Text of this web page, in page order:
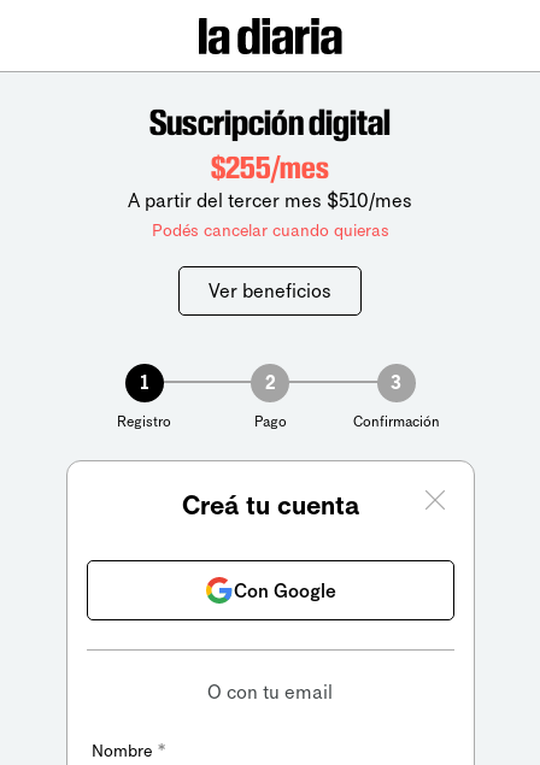
Suscripción digital
$255/mes
A partir del tercer mes $510/mes
Podés cancelar cuando quieras
Ver beneficios
1
Registro
2
Pago
3
Confirmación
Creá tu cuenta
Con Google
O con tu email
Nombre *